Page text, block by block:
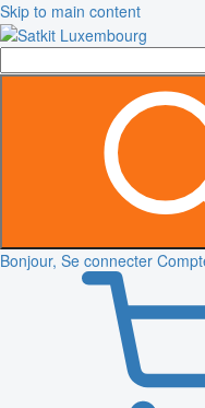
Skip to main content
Bonjour, Se connecter